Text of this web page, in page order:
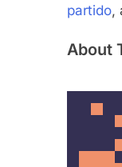
partido,
About